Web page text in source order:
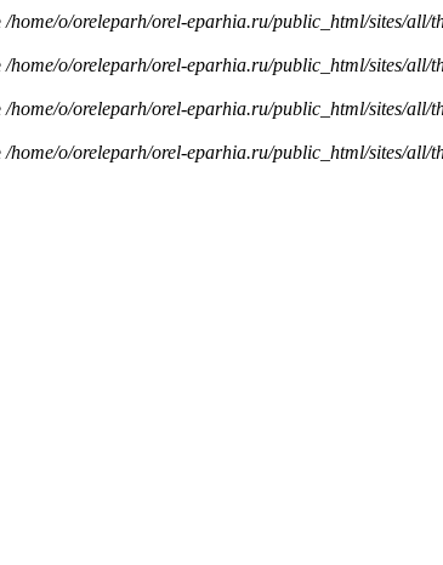
/home/o/oreleparh/orel-eparhia.ru/public_html/sites/all/
/home/o/oreleparh/orel-eparhia.ru/public_html/sites/all/
/home/o/oreleparh/orel-eparhia.ru/public_html/sites/all/
/home/o/oreleparh/orel-eparhia.ru/public_html/sites/all/